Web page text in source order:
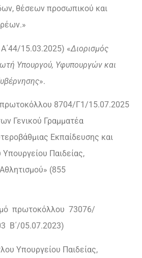
θέσεων προσωπικού και
15.03.2025) «Διορισμός
Υπουργού, Υφυπουργών και
».
πρωτοκόλλου 8704/Γ1/15.07.2025
Γενικού Γραμματέα
Εκπαίδευσης και
Παιδείας,
(855
πρωτοκόλλου 73076/
Β΄/05.07.2023)
Υπουργείου Παιδείας,